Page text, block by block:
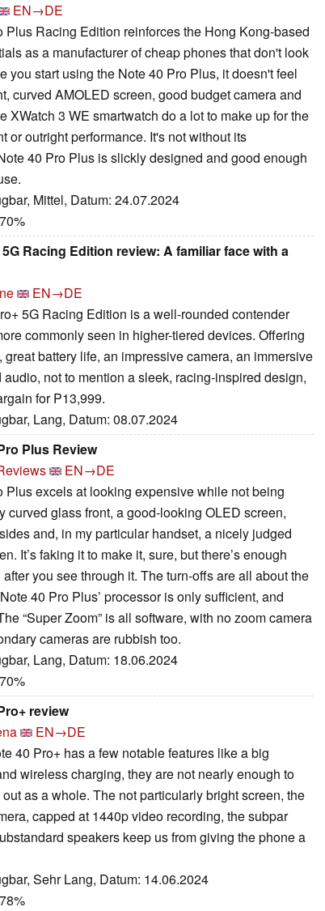
EN→DE
Plus Racing Edition reinforces the Hong Kong-based
as a manufacturer of cheap phones that don't look
you start using the Note 40 Pro Plus, it doesn't feel
curved AMOLED screen, good budget camera and
XWatch 3 WE smartwatch do a lot to make up for the
or outright performance. It's not without its
40 Pro Plus is slickly designed and good enough
Mittel, Datum: 24.07.2024
Racing Edition review: A familiar face with a
EN→DE
5G Racing Edition is a well-rounded contender
commonly seen in higher-tiered devices. Offering
battery life, an impressive camera, an immersive
not to mention a sleek, racing-inspired design,
for P13,999.
Lang, Datum: 08.07.2024
Plus Review
EN→DE
Plus excels at looking expensive while not being
curved glass front, a good-looking OLED screen,
and, in my particular handset, a nicely judged
It’s faking it to make it, sure, but there’s enough
you see through it. The turn-offs are all about the
40 Pro Plus’ processor is only sufficient, and
“Super Zoom” is all software, with no zoom camera
cameras are rubbish too.
Lang, Datum: 18.06.2024
review
EN→DE
40 Pro+ has a few notable features like a big
wireless charging, they are not nearly enough to
as a whole. The not particularly bright screen, the
capped at 1440p video recording, the subpar
speakers keep us from giving the phone a
Sehr Lang, Datum: 14.06.2024